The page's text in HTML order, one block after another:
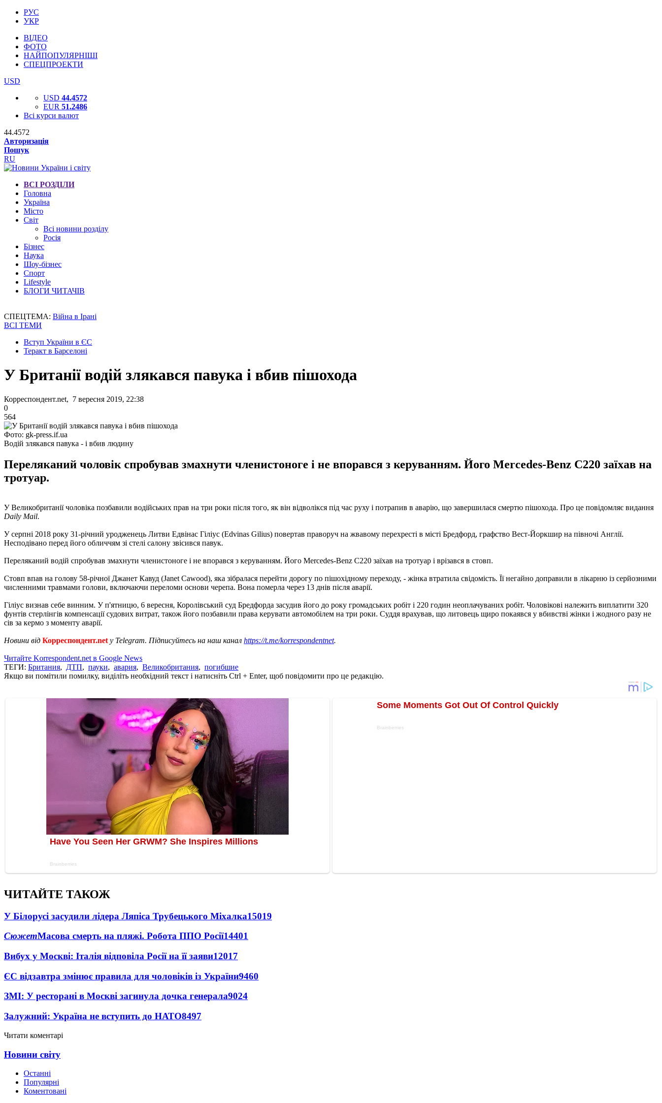
РУС
УКР
ВІДЕО
ФОТО
НАЙПОПУЛЯРНІШІ
СПЕЦПРОЕКТИ
USD
USD 44.4572
EUR 51.2486
Всі курси валют
44.4572
Авторизація
Пошук
RU
ВСІ РОЗДІЛИ
Головна
Україна
Місто
Світ
Всі новини розділу
Росія
Бізнес
Наука
Шоу-бізнес
Спорт
Lifestyle
БЛОГИ ЧИТАЧІВ
СПЕЦТЕМА: Війна в Ірані
ВСІ ТЕМИ
Вступ України в ЄС
Теракт в Барселоні
У Британії водій злякався павука і вбив пішохода
Корреспондент.net, 7 вересня 2019, 22:38
0
564
Фото: gk-press.if.ua
Водій злякався павука - і вбив людину
Переляканий чоловік спробував змахнути членистоноге і не впорався з керуванням. Його Mercedes-Benz C220 заїхав на
тротуар.
У Великобританії чоловіка позбавили водійських прав на три роки після того, як він відволікся під час руху і потрапив в аварію, що завершилася смертю пішохода. Про це повідомляє видання
Daily Mail.
У серпні 2018 року 31-річний уродженець Литви Едвінас Гіліус (Edvinas Gilius) повертав праворуч на жвавому перехресті в місті Бредфорд, графство Вест-Йоркшир на півночі Англії.
Несподівано перед його обличчям зі стелі салону звісився павук.
Переляканий водій спробував змахнути членистоноге і не впорався з керуванням. Його Mercedes-Benz C220 заїхав на тротуар і врізався в стовп.
Стовп впав на голову 58-річної Джанет Кавуд (Janet Cawood), яка зібралася перейти дорогу по пішохідному переходу, - жінка втратила свідомість. Її негайно доправили в лікарню із серйозними
численними травмами голови, включаючи переломи основи черепа. Вона померла через 13 днів після аварії.
Гіліус визнав себе винним. У п'ятницю, 6 вересня, Королівський суд Бредфорда засудив його до року громадських робіт і 220 годин неоплачуваних робіт. Чоловікові належить виплатити 320
фунтів стерлінгів компенсації судових витрат, також його позбавили права керувати автомобілем на три роки. Суддя врахував, що литовець щиро покаявся у вбивстві жінки і жодного разу не
сів за кермо з моменту аварії.
Новини від Корреспондент.net у Telegram. Підписуйтесь на наш канал https://t.me/korrespondentnet.
Читайте Korrespondent.net в Google News
ТЕГИ: Британия, ДТП, пауки, авария, Великобритания, погибшие
Якщо ви помітили помилку, виділіть необхідний текст і натисніть Ctrl + Enter, щоб повідомити про це редакцію.
ЧИТАЙТЕ ТАКОЖ
У Білорусі засудили лідера Ляпіса Трубецького Міхалка15019
СюжетМасова смерть на пляжі. Робота ППО Росії14401
Вибух у Москві: Італія відповіла Росії на її заяви12017
ЄС відзавтра змінює правила для чоловіків із України9460
ЗМІ: У ресторані в Москві загинула дочка генерала9024
Залужний: Україна не вступить до НАТО8497
Читати коментарі
Новини світу
Останні
Популярні
Коментовані